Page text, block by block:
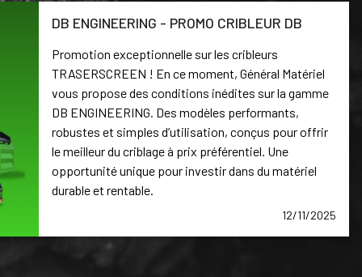
DB ENGINEERING - PROMO CRIBLEUR DB
Promotion exceptionnelle sur les cribleurs
TRASERSCREEN ! En ce moment, Général Matériel
vous propose des conditions inédites sur la gamme
DB ENGINEERING. Des modèles performants,
robustes et simples d’utilisation, conçus pour offrir
le meilleur du criblage à prix préférentiel. Une
opportunité unique pour investir dans du matériel
durable et rentable.
12/11/2025